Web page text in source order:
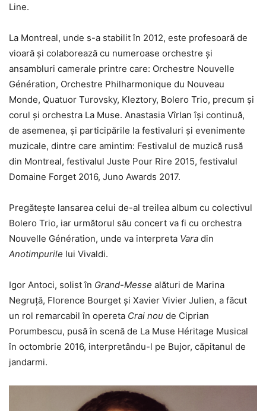
Line.
La Montreal, unde s-a stabilit în 2012, este profesoară de
vioară și colaborează cu numeroase orchestre și
ansambluri camerale printre care: Orchestre Nouvelle
Génération, Orchestre Philharmonique du Nouveau
Monde, Quatuor Turovsky, Kleztory, Bolero Trio, precum și
corul și orchestra La Muse. Anastasia Vîrlan își continuă,
de asemenea, și participările la festivaluri și evenimente
muzicale, dintre care amintim: Festivalul de muzică rusă
din Montreal, festivalul Juste Pour Rire 2015, festivalul
Domaine Forget 2016, Juno Awards 2017.
Pregătește lansarea celui de-al treilea album cu colectivul
Bolero Trio, iar următorul său concert va fi cu orchestra
Nouvelle Génération, unde va interpreta Vara din
Anotimpurile lui Vivaldi.
Igor Antoci, solist în Grand-Messe alături de Marina
Negruță, Florence Bourget și Xavier Vivier Julien, a făcut
un rol remarcabil în opereta Crai nou de Ciprian
Porumbescu, pusă în scenă de La Muse Héritage Musical
în octombrie 2016, interpretându-l pe Bujor, căpitanul de
jandarmi.